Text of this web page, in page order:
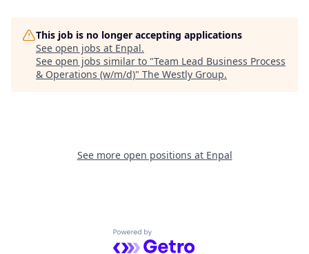
This job is no longer accepting applications
See open jobs at Enpal.
See open jobs similar to "Team Lead Business Process
& Operations (w/m/d)" The Westly Group.
See more open positions at Enpal
Powered by Getro.com